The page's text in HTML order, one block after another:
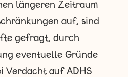
längeren Zeitraum
auf, sind
gefragt, durch
eventuelle Gründe
Verdacht auf ADHS